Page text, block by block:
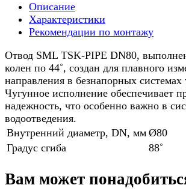
Описание
Характеристики
Рекомендации по монтажу
Отвод SML TSK-PIPE DN80,
колен по 44˚, создан для плавного
направления в безнапорных системах
Чугунное исполнение обеспечивает
надежность, что особенно важно в
водоотведения.
Внутренний диаметр, DN, мм Ø80
Градус сгиба
88˚
Вам может